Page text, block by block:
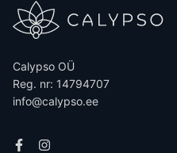
Calypso OÜ
Reg. nr: 14794707
info@calypso.ee